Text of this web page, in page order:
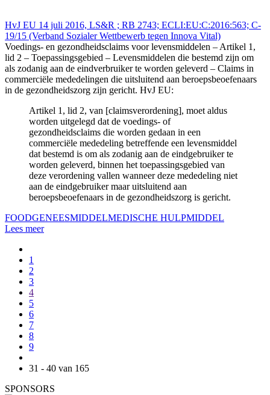
HvJ EU 14 juli 2016, LS&R ; RB 2743; ECLI:EU:C:2016:563; C-
19/15 (Verband Sozialer Wettbewerb tegen Innova Vital)
Voedings- en gezondheidsclaims voor levensmiddelen – Artikel 1,
lid 2 – Toepassingsgebied – Levensmiddelen die bestemd zijn om
als zodanig aan de eindverbruiker te worden geleverd – Claims in
commerciële mededelingen die uitsluitend aan beroepsbeoefenaars
in de gezondheidszorg zijn gericht. HvJ EU:
Artikel 1, lid 2, van [claimsverordening], moet aldus
worden uitgelegd dat de voedings- of
gezondheidsclaims die worden gedaan in een
commerciële mededeling betreffende een levensmiddel
dat bestemd is om als zodanig aan de eindgebruiker te
worden geleverd, binnen het toepassingsgebied van
deze verordening vallen wanneer deze mededeling niet
aan de eindgebruiker maar uitsluitend aan
beroepsbeoefenaars in de gezondheidszorg is gericht.
FOODGENEESMIDDELMEDISCHE HULPMIDDEL
Lees meer
1
2
3
4
5
6
7
8
9
31 - 40 van 165
SPONSORS